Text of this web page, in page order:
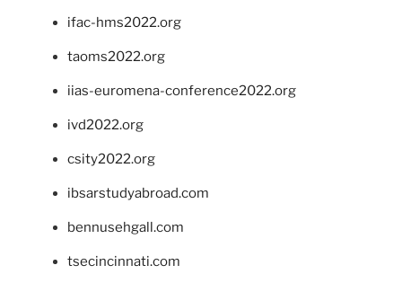
ifac-hms2022.org
taoms2022.org
iias-euromena-conference2022.org
ivd2022.org
csity2022.org
ibsarstudyabroad.com
bennusehgall.com
tsecincinnati.com